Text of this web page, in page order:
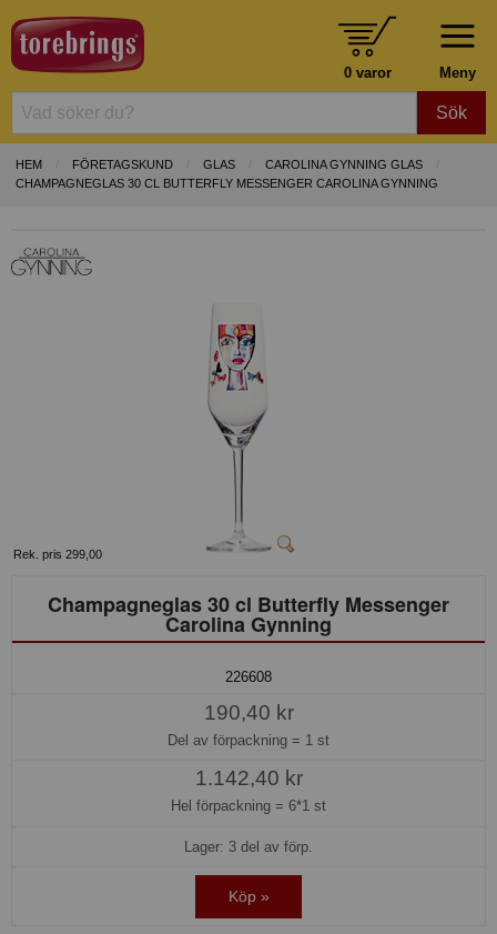
Meny
0 varor
Sök
HEM FÖRETAGSKUND GLAS
CAROLINA GYNNING GLAS
CHAMPAGNEGLAS 30 CL BUTTERFLY MESSENGER CAROLINA GYNNING
Rek. pris 299,00
Champagneglas 30 cl Butterfly Messenger
Carolina Gynning
226608
190,40 kr
Del av förpackning = 1 st
1.142,40 kr
Hel förpackning = 6*1 st
Lager: 3 del av förp.
Köp »